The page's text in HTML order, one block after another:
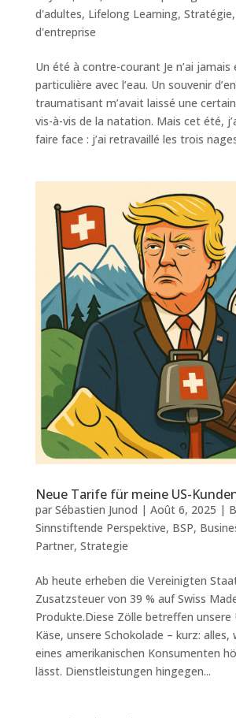
d'adultes, Lifelong Learning, Stratégie,
d'entreprise
Un été à contre-courant Je n’ai jamais
particulière avec l’eau. Un souvenir
traumatisant m’avait laissé une
vis-à-vis de la natation. Mais cet été,
faire face : j’ai retravaillé les trois
Neue Tarife für meine US-
par Sébastien Junod | Août 6, 2025 |
Sinnstiftende Perspektive, BSP,
Partner, Strategie
Ab heute erheben die Vereinigten
Zusatzsteuer von 39 % auf Swiss
Produkte.Diese Zölle betreffen unsere
Käse, unsere Schokolade – kurz: alles,
eines amerikanischen Konsumenten
lässt. Dienstleistungen hingegen...